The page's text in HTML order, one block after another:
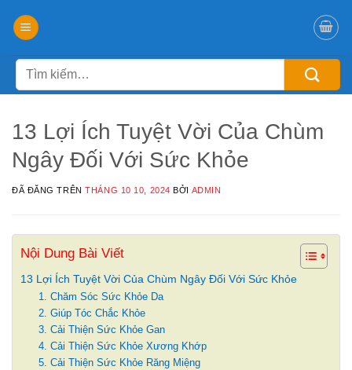
đến
dungTìm
kiếm:
13 Lợi Ích Tuyệt Vời Của Chùm
Ngây Đối Với Sức Khỏe
ĐÃ ĐĂNG TRÊNTHÁNG 10 10, 2024 BỞI ADMIN
Nội Dung Bài Viết
13 Lợi Ích Tuyệt Vời Của Chùm Ngây Đối Với Sức Khỏe
1. Chăm Sóc Sức Khỏe Da
2. Giúp Tóc Chắc Khỏe
3. Cải Thiện Sức Khỏe Gan
4. Cải Thiện Sức Khỏe Xương Khớp
5. Cải Thiện Sức Khỏe Răng Miệng